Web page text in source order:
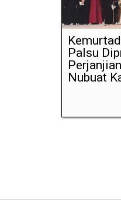
Palsu
Nubuat